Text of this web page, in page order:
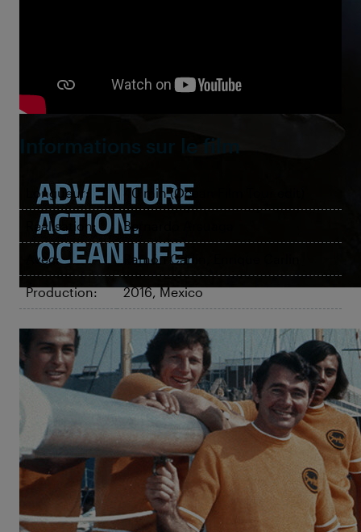
©Tjerk Romke de Vries
The Weekend Sailor
Ramón Carlín: un amateur plus
fort que les pros
17 yachts, sept nations, 27.000 miles : c'est en 1973
qu'a eu lieu la première course à la voile autour du
Informations sur le film
Longueur: 40 min (Ocean Film Tour edit)
Réalisation: Bernardo Arsuaga
Avec: Ramón Carlín, Enrique Carlín
Production: 2016, Mexico